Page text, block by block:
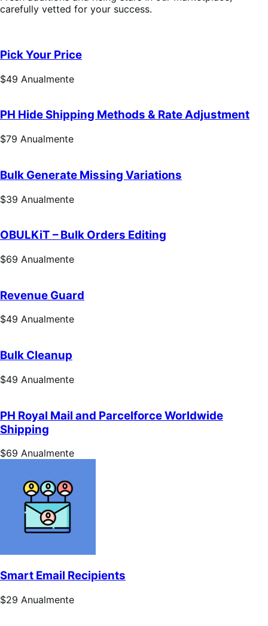
carefully vetted for your success.
Pick Your Price
Preço:
$49 Anualmente
PH Hide Shipping Methods & Rate Adjustment
Preço:
$79 Anualmente
Bulk Generate Missing Variations
Preço:
$39 Anualmente
OBULKiT – Bulk Orders Editing
Preço:
$69 Anualmente
Revenue Guard
Preço:
$49 Anualmente
Bulk Cleanup
Preço:
$49 Anualmente
PH Royal Mail and Parcelforce Worldwide
Shipping
Preço:
$69 Anualmente
Smart Email Recipients
Preço:
$29 Anualmente